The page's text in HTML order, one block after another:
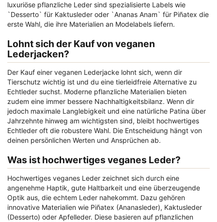
luxuriöse pflanzliche Leder sind spezialisierte Labels wie
`Desserto` für Kaktusleder oder `Ananas Anam` für Piñatex die
erste Wahl, die ihre Materialien an Modelabels liefern.
Lohnt sich der Kauf von veganen
Lederjacken?
Der Kauf einer veganen Lederjacke lohnt sich, wenn dir
Tierschutz wichtig ist und du eine tierleidfreie Alternative zu
Echtleder suchst. Moderne pflanzliche Materialien bieten
zudem eine immer bessere Nachhaltigkeitsbilanz. Wenn dir
jedoch maximale Langlebigkeit und eine natürliche Patina über
Jahrzehnte hinweg am wichtigsten sind, bleibt hochwertiges
Echtleder oft die robustere Wahl. Die Entscheidung hängt von
deinen persönlichen Werten und Ansprüchen ab.
Was ist hochwertiges veganes Leder?
Hochwertiges veganes Leder zeichnet sich durch eine
angenehme Haptik, gute Haltbarkeit und eine überzeugende
Optik aus, die echtem Leder nahekommt. Dazu gehören
innovative Materialien wie Piñatex (Ananasleder), Kaktusleder
(Desserto) oder Apfelleder. Diese basieren auf pflanzlichen